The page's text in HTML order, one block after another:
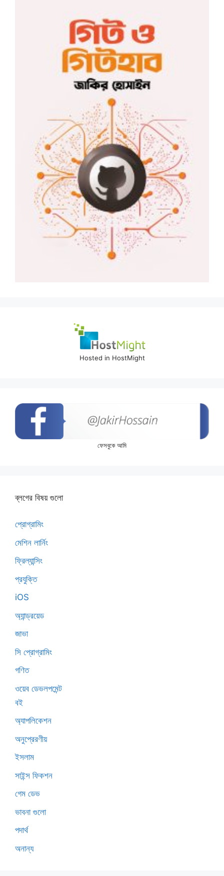
Hosted in HostMight
ফেসবুকে আমি
ব্লগের বিষয় গুলো
প্রোগ্রামিং
মেশিন লার্নিং
ফ্রিল্যান্সিং
প্রযুক্তি
iOS
অ্যান্ড্রয়েড
জাভা
সি প্রোগ্রামিং
গণিত
ওয়েব ডেভলপমেন্ট
বই
অ্যাপলিকেশন
অনুপ্রেরণীয়
ইসলাম
সাইন্স ফিকশন
গেম ডেভ
ভাবনা গুলো
পদার্থ
অনান্য